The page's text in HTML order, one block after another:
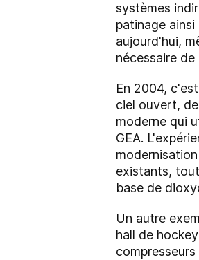
systèmes
patinage
aujourd'hui,
nécessaire de
En 2004,
ciel ouvert,
moderne qui
GEA.
existants,
base de
Un autre
hall de